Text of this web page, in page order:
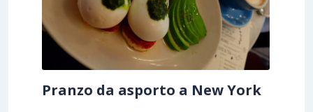
Pranzo da asporto a New York